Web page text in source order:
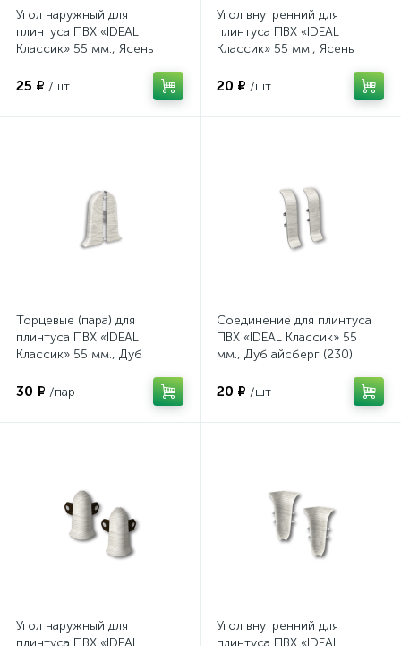
Угол наружный для
плинтуса ПВХ «IDEAL
Классик» 55 мм., Ясень
25 ₽ /шт
Угол внутренний для
плинтуса ПВХ «IDEAL
Классик» 55 мм., Ясень
20 ₽ /шт
Торцевые (пара) для
плинтуса ПВХ «IDEAL
Классик» 55 мм., Дуб
30 ₽ /пар
Соединение для плинтуса
ПВХ «IDEAL Классик» 55
мм., Дуб айсберг (230)
20 ₽ /шт
Угол наружный для
плинтуса ПВХ «IDEAL
Угол внутренний для
плинтуса ПВХ «IDEAL